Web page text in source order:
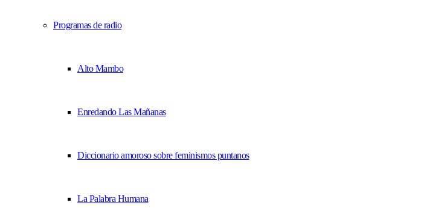
Programas de radio
Alto Mambo
Enredando Las Mañanas
Diccionario amoroso sobre feminismos puntanos
La Palabra Humana